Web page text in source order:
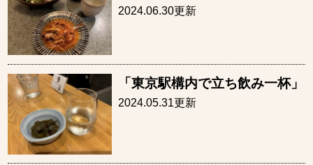
2024.06.30更新
「東京駅構内で立ち飲み一杯」
2024.05.31更新